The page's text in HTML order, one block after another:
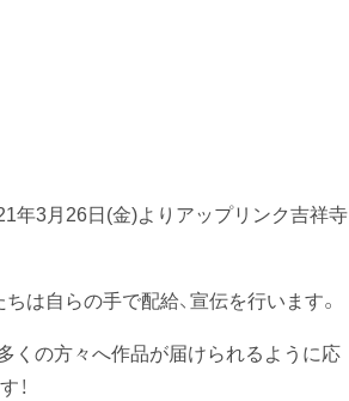
年3月26日(金)よりアップリンク吉祥寺
は自らの手で配給、宣伝を行います。
くの方々へ作品が届けられるように応
！